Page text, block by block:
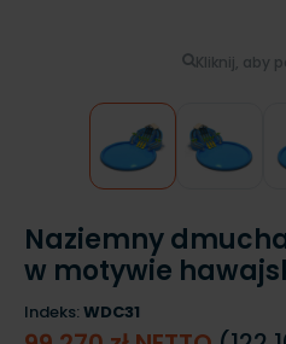
Kliknij, aby
Naziemny
w motywie
Indeks: WDC31